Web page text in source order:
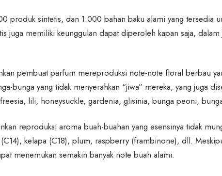
produk sintetis, dan 1.000 bahan baku alami yang tersedia
juga memiliki keunggulan dapat diperoleh kapan saja, dalam
pembuat parfum mereproduksi note-note floral berbau
bunga yang tidak menyerahkan “jiwa” mereka, yang juga
lili, honeysuckle, gardenia, glisinia, bunga peoni,
reproduksi aroma buah-buahan yang esensinya tidak
kelapa (C18), plum, raspberry (frambinone), dll.
menemukan semakin banyak note buah alami.